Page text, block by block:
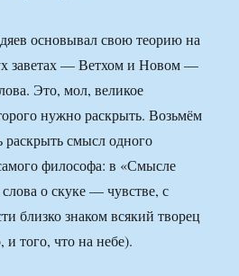
основывал свою теорию на
заветах — Ветхом и Новом —
Это, мол, великое
нужно раскрыть. Возьмём
раскрыть смысл одного
философа: в «Смысле
о скуке — чувстве, с
близко знаком всякий творец
того, что на небе).